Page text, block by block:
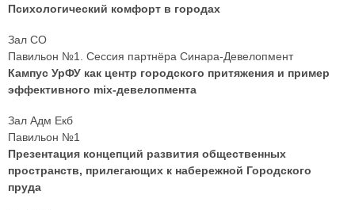
Психологический комфорт в городах
Зал СО
Павильон №1. Сессия партнёра Синара-Девелопмент
Кампус УрФУ как центр городского притяжения и пример
эффективного mix-девелопмента
Зал Адм Екб
Павильон №1
Презентация концепций развития общественных
пространств, прилегающих к набережной Городского
пруда